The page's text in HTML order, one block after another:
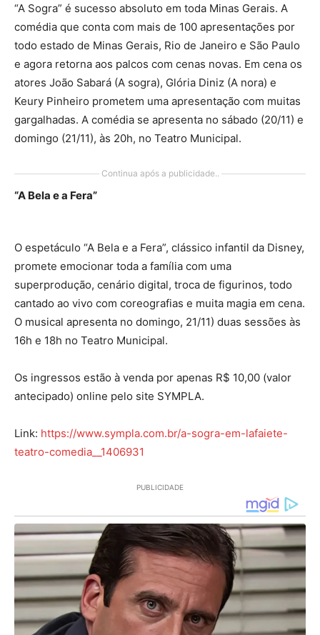
“A Sogra” é sucesso absoluto em toda Minas Gerais. A
comédia que conta com mais de 100 apresentações por
todo estado de Minas Gerais, Rio de Janeiro e São Paulo
e agora retorna aos palcos com cenas novas. Em cena os
atores João Sabará (A sogra), Glória Diniz (A nora) e
Keury Pinheiro prometem uma apresentação com muitas
gargalhadas. A comédia se apresenta no sábado (20/11) e
domingo (21/11), às 20h, no Teatro Municipal.
Continua após a publicidade..
“A Bela e a Fera”
O espetáculo “A Bela e a Fera”, clássico infantil da Disney,
promete emocionar toda a família com uma
superprodução, cenário digital, troca de figurinos, todo
cantado ao vivo com coreografias e muita magia em cena.
O musical apresenta no domingo, 21/11) duas sessões às
16h e 18h no Teatro Municipal.
Os ingressos estão à venda por apenas R$ 10,00 (valor
antecipado) online pelo site SYMPLA.
Link: https://www.sympla.com.br/a-sogra-em-lafaiete-
teatro-comedia__1406931
PUBLICIDADE